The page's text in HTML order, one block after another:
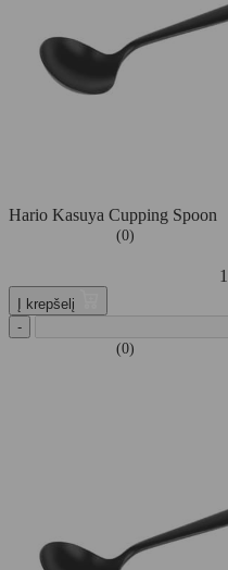
Hario Kasuya Cupping Spoon
(0)
Į krepšelį
-
(0)